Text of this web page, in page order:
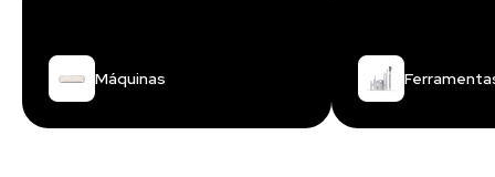
Máquinas